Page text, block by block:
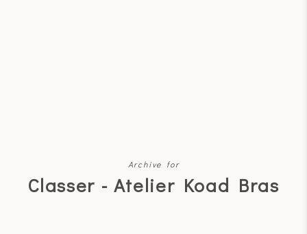
Archive for
Classer - Atelier Koad Bras